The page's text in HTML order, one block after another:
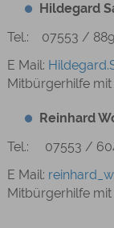
Hildegard
Tel.:
07553 /
E Mail:
Mitbürgerhilfe
Reinhard
Tel.: 07553 /
E Mail:
Mitbürgerhilfe